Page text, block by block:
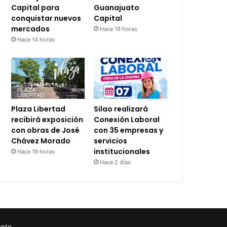
Capital para
conquistar nuevos
mercados
Hace 14 horas
Guanajuato
Capital
Hace 19 horas
Plaza Libertad
recibirá exposición
con obras de José
Chávez Morado
Hace 19 horas
Silao realizará
Conexión Laboral
con 35 empresas y
servicios
institucionales
Hace 2 días